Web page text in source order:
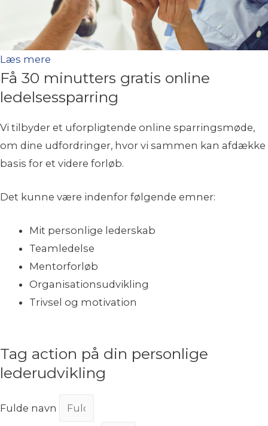
Læs mere
Få 30 minutters gratis online
ledelsessparring
Vi tilbyder et uforpligtende online sparringsmøde,
om dine udfordringer, hvor vi sammen kan afdække
basis for et videre forløb.
Det kunne være indenfor følgende emner:
Mit personlige lederskab
Teamledelse
Mentorforløb
Organisationsudvikling
Trivsel og motivation
Tag action på din personlige
lederudvikling
Fulde navn